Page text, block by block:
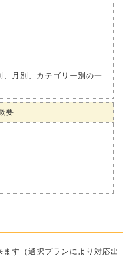
月別、カテゴリー別の一
要
す（選択プランにより対応出